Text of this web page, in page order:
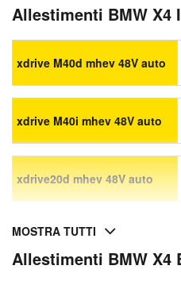
Allestimenti BMW X4
xdrive M40d mhev 48V auto
xdrive M40i mhev 48V auto
xdrive20d mhev 48V auto
MOSTRA TUTTI
Allestimenti BMW X4